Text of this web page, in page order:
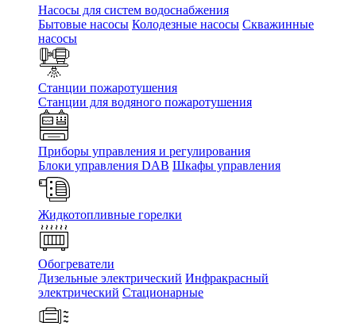
Насосы для систем водоснабжения
Бытовые насосы Колодезные насосы Скважинные
насосы
Станции пожаротушения
Станции для водяного пожаротушения
Приборы управления и регулирования
Блоки управления DAB Шкафы управления
Жидкотопливные горелки
Обогреватели
Дизельные электрический Инфракрасный
электрический Стационарные